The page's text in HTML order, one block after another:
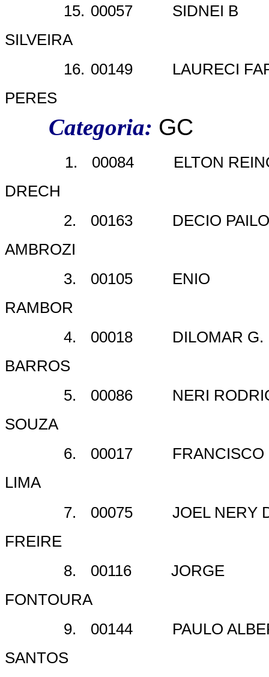
15. 00057
SIDNEI B
SILVEIRA
16. 00149
LAURECI
PERES
Categoria: GC
1. 00084
ELTON
DRECH
2.
00163
DECIO PAILO
AMBROZI
3.
00105
ENIO
RAMBOR
4.
00018
DILOMAR G.
BARROS
5.
00086
NERI
SOUZA
6.
00017
FRANCISCO
LIMA
7.
00075
JOEL NERY
FREIRE
8.
00116
JORGE
FONTOURA
9.
00144
PAULO
SANTOS